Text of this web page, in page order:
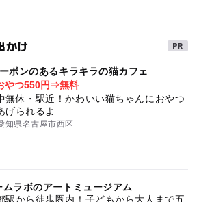
かけ
ポンのあるキラキラの猫カフェ
やつ550円⇒無料
無休・駅近！かわいい猫ちゃんにおやつ
げられるよ
知県名古屋市西区
ラボのアートミュージアム
駅から徒歩圏内！子どもから大人まで五